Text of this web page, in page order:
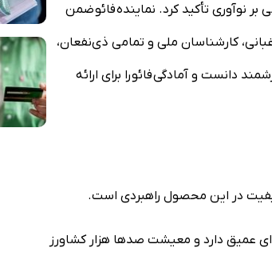
بر نوآوری تأکید کرد. نماینده فائو ضمن
کارشناسان ملی و تمامی ذی‌نفعان،
دانست و آمادگی فائو را برای ارائه
عمیق دارد و معیشت صدها هزار کشاورز